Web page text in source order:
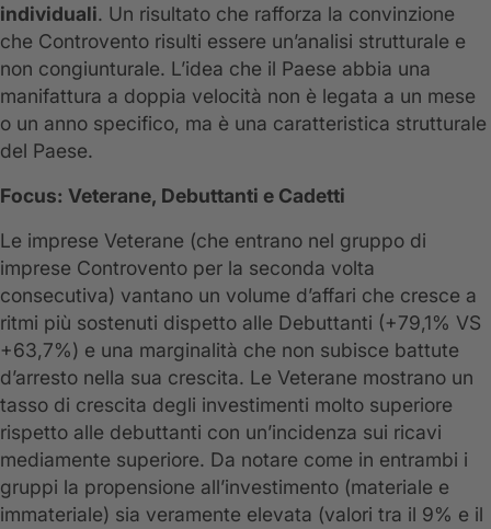
individuali. Un risultato che rafforza la convinzione
che Controvento risulti essere un’analisi strutturale e
non congiunturale. L’idea che il Paese abbia una
manifattura a doppia velocità non è legata a un mese
o un anno specifico, ma è una caratteristica strutturale
del Paese.
Focus: Veterane, Debuttanti e Cadetti
Le imprese Veterane (che entrano nel gruppo di
imprese Controvento per la seconda volta
consecutiva) vantano un volume d’affari che cresce a
ritmi più sostenuti dispetto alle Debuttanti (+79,1% VS
+63,7%) e una marginalità che non subisce battute
d’arresto nella sua crescita. Le Veterane mostrano un
tasso di crescita degli investimenti molto superiore
rispetto alle debuttanti con un’incidenza sui ricavi
mediamente superiore. Da notare come in entrambi i
gruppi la propensione all’investimento (materiale e
immateriale) sia veramente elevata (valori tra il 9% e il